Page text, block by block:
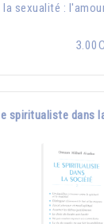
la sexualité :
spiritualiste dans